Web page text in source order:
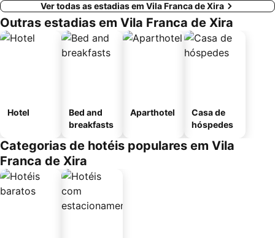
Ver todas as estadias em Vila Franca de Xira
Outras estadias em Vila Franca de Xira
Hotel
Bed and
breakfasts
Aparthotel
Casa de
hóspedes
Categorias de hotéis populares em Vila
Franca de Xira